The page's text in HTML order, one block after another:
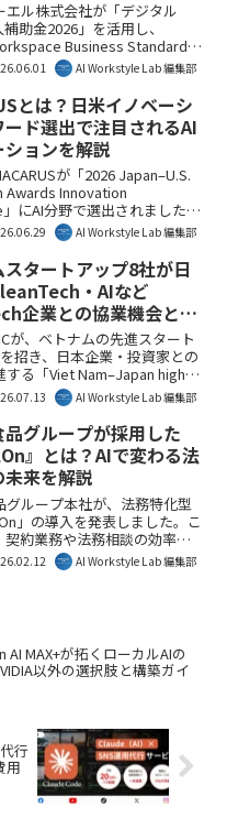
エル株式会社が「デジタル
助金2026」を活用し、
Business Standardの
入支援パッケージを提供しま
より、中小企業はコストを抑
を活用したDXを推進し、生産
造的な働き方を実現できま
Lab編集部としても、中
推進の大きな一歩となること
います。
AI Workstyle Lab 編集部
とは？日米イノベーシ
ード選出で注目されるAI
ョンを解説
が「2026 Japan–U.S.
Awards Innovation
にAI分野で選出されました。
、HACARUSのAI技術が国際的
たことを意味し、今後のグロ
や産業の自動化・省人化への
されます。AI Workstyle Lab編
、日米間の技術交流を加速
な一歩と捉えています。
AI Workstyle Lab 編集部
タートアップ8社が日
・AIなど
企業との協業機会とイ
を解説
が、ベトナムの先進スタート
招き、日本企業・投資家との
する「Viet Nam–Japan high-
Connection Program」を
。CleanTechやAIなど
野の企業との協業は、日本市
イノベーションとビジネスチ
たらすでしょう。AI Workstyle
のプログラムが両国の経済発
と見ています。
AI Workstyle Lab 編集部
品グループが採用した
』とは？AIで変わる法
来を解説
グループ本社が、法務特化型
」の導入を発表しました。こ
契約業務や法務相談の効率
ンス強化が期待されます。大
AI活用事例は、多くの企業に
AI Workstyle Lab 編集部
AI MAX+が拓くローカルAIの
以外の選択肢と構築ガイ
行
用